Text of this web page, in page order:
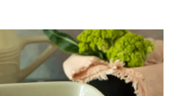
con
la
besciamella